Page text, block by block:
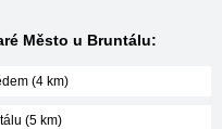
Město u Bruntálu:
(4 km)
(5 km)